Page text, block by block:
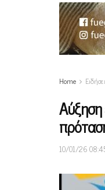
Home
10/01/26